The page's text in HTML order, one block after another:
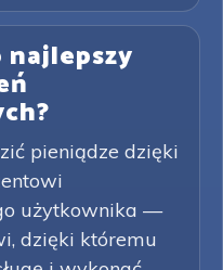
pieniądze dzięki
użytkownika —
dzięki któremu